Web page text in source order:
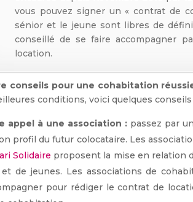
vous pouvez signer un « contrat de
sénior et le jeune sont libres de
conseillé de se faire accompagner
location.
conseils pour une cohabitation
conditions, voici quelques conseils
appel à une association : passez par
profil du futur colocataire. Les
Solidaire proposent la mise en relation
de jeunes. Les associations de
pour rédiger le contrat de